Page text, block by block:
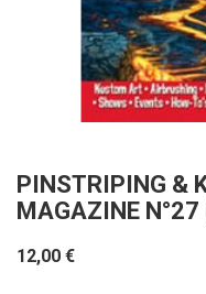
PINSTRIPING &
MAGAZINE
12,00 €